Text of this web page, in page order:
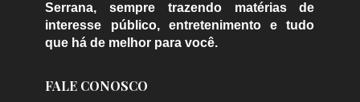
Serrana, sempre trazendo matérias de
interesse público, entretenimento e tudo
que há de melhor para você.
FALE CONOSCO